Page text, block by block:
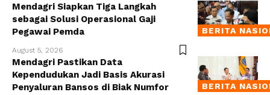
BERITA
Mendagri Siapkan Tiga Langkah
sebagai Solusi Operasional Gaji
Pegawai Pemda
August 5, 2026
BERITA
Mendagri Pastikan Data
Kependudukan Jadi Basis Akurasi
Penyaluran Bansos di Biak Numfor